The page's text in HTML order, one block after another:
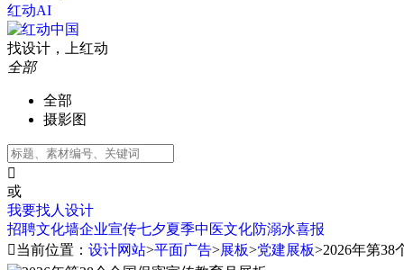
红动AI
找设计，上红动
全部
全部
摄影图

或
我要找人设计
招聘文化墙企业宣传七夕夏季中医文化防溺水喜报
当前位置： 设计网站>平面广告>展板>党建展板>2026年第38